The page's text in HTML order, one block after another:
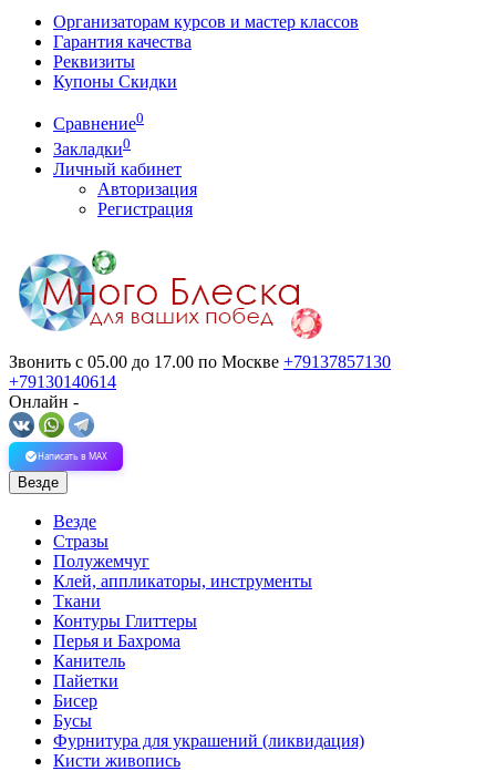
Организаторам курсов и мастер классов
Гарантия качества
Реквизиты
Купоны Скидки
Сравнение0
Закладки0
Личный кабинет
Авторизация
Регистрация
Звонить с 05.00 до 17.00 по Москве +79137857130
+79130140614
Онлайн -
Написать в MAX
Везде
Везде
Стразы
Полужемчуг
Клей, аппликаторы, инструменты
Ткани
Контуры Глиттеры
Перья и Бахрома
Канитель
Пайетки
Бисер
Бусы
Фурнитура для украшений (ликвидация)
Кисти живопись